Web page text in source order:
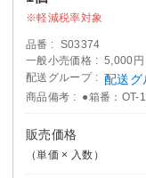
軽減税率対象
品番
S03374
一般小売価格
5,000円
配送グループ
配送
商品備考 ●箱番：OT-
販売価格
（単価 × 入数）